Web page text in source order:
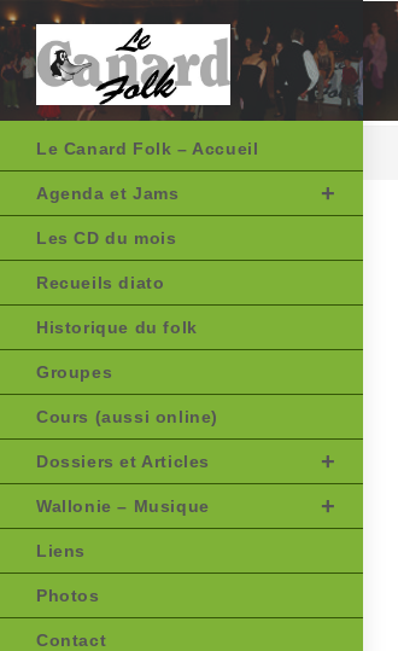
to
Le Canard Folk – Accueil
Agenda et Jams
Les CD du mois
Recueils diato
Historique du folk
Groupes
Cours (aussi online)
Dossiers et Articles
Wallonie – Musique
Liens
Photos
Contact